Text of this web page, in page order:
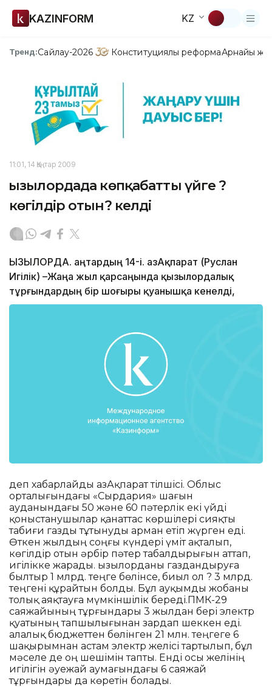
KAZINFORM KZ
Тренд:Сайлау-2026 Конституциялық реформаАрнайы
11:01, 14 Қаңтар 2009
Қызылордада көпқабатты үйге ?
көгілдір отын? келді
ҚЫЗЫЛОРДА. Қаңтардың 14-і. ҚазАқпарат (Руслан
Игілік) –Жаңа жыл қарсаңында қызылордалық
тұрғындардың бір шоғыры қуанышқа кенелді,
деп хабарлайды ҚазАқпарат тілшісі. Облыс
орталығындағы «Сырдария» шағын
ауданындағы 50 және 60 пәтерлік екі үйді
қоныстанушылар қанаттас көршілері сияқты
табиғи газды тұтынуды арман етіп жүрген еді.
Өткен жылдың соңғы күндері үміт ақталып,
көгілдір отын әрбір пәтер табалдырығын аттап,
игілікке жарады. Қызылорданы газдандыруға
былтыр 1 млрд. теңге бөлінсе, биыл ол ? 3 млрд.
теңгені құрайтын болды. Бұл ауқымды жобаны
толық аяқтауға мүмкіншілік береді.ПМК-29
саяжайының тұрғындары 3 жылдан бері электр
қуатының тапшылығынан зардап шеккен еді.
Қалалық бюджеттен бөлінген 21 млн. теңгеге 6
шақырымнан астам электр желісі тартылып, бұл
мәселе де оң шешімін тапты. Енді осы желінің
игілігін әуежай аумағындағы 6 саяжай
тұрғындары да көретін болады.